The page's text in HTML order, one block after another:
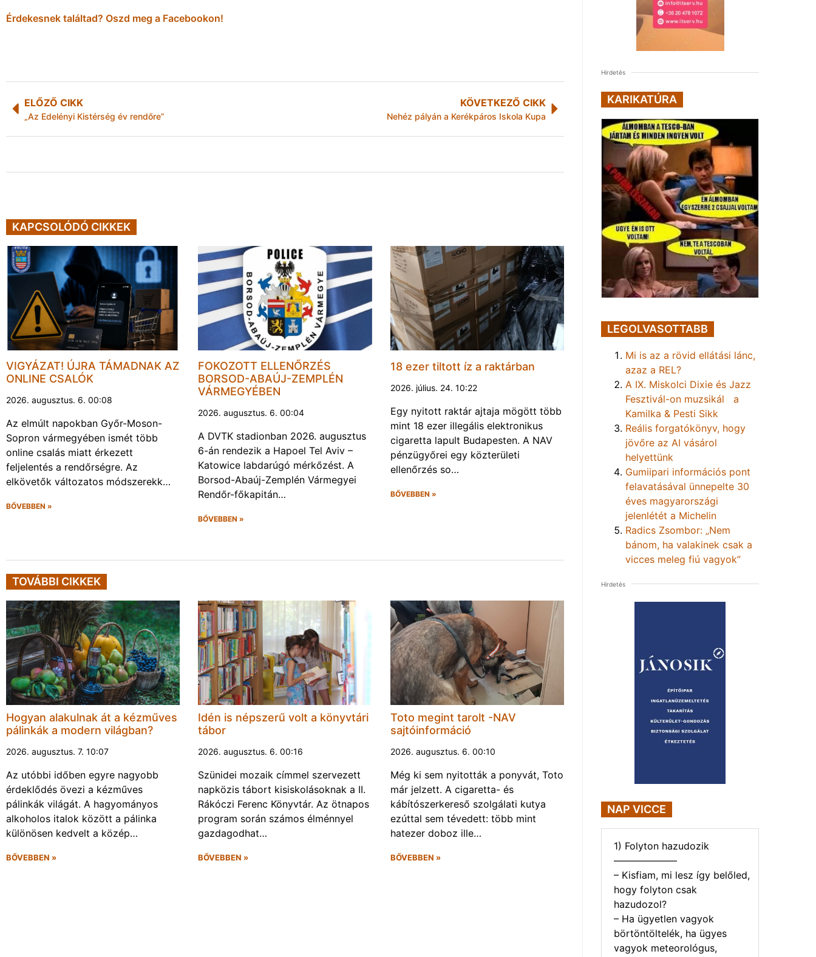
Érdekesnek találtad? Oszd meg a Facebookon!
ELŐZŐ CIKK
„Az Edelényi Kistérség év rendőre”
KÖVETKEZŐ CIKK
Nehéz pályán a Kerékpáros Iskola Kupa
KAPCSOLÓDÓ CIKKEK
VIGYÁZAT! ÚJRA TÁMADNAK AZ
ONLINE CSALÓK
2026. augusztus. 6. 00:08
Az elmúlt napokban Győr-Moson-
Sopron vármegyében ismét több
online csalás miatt érkezett
feljelentés a rendőrségre. Az
elkövetők változatos módszerekk…
BŐVEBBEN »
FOKOZOTT ELLENŐRZÉS
BORSOD-ABAÚJ-ZEMPLÉN
VÁRMEGYÉBEN
2026. augusztus. 6. 00:04
A DVTK stadionban 2026. augusztus
6-án rendezik a Hapoel Tel Aviv –
Katowice labdarúgó mérkőzést. A
Borsod-Abaúj-Zemplén Vármegyei
Rendőr-főkapitán…
BŐVEBBEN »
18 ezer tiltott íz a raktárban
2026. július. 24. 10:22
Egy nyitott raktár ajtaja mögött több
mint 18 ezer illegális elektronikus
cigaretta lapult Budapesten. A NAV
pénzügyőrei egy közterületi
ellenőrzés so…
BŐVEBBEN »
TOVÁBBI CIKKEK
Hogyan alakulnak át a kézműves
pálinkák a modern világban?
2026. augusztus. 7. 10:07
Az utóbbi időben egyre nagyobb
érdeklődés övezi a kézműves
pálinkák világát. A hagyományos
alkoholos italok között a pálinka
különösen kedvelt a közép…
BŐVEBBEN »
Idén is népszerű volt a könyvtári
tábor
2026. augusztus. 6. 00:16
Szünidei mozaik címmel szervezett
napközis tábort kisiskolásoknak a II.
Rákóczi Ferenc Könyvtár. Az ötnapos
program során számos élménnyel
gazdagodhat…
BŐVEBBEN »
Toto megint tarolt -NAV
sajtóinformáció
2026. augusztus. 6. 00:10
Még ki sem nyitották a ponyvát, Toto
már jelzett. A cigaretta- és
kábítószerkereső szolgálati kutya
ezúttal sem tévedett: több mint
hatezer doboz ille…
BŐVEBBEN »
Hirdetés
KARIKATÚRA
LEGOLVASOTTABB
Mi is az a rövid ellátási lánc,
azaz a REL?
A IX. Miskolci Dixie és Jazz
Fesztivál-on muzsikál a
Kamilka & Pesti Sikk
Reális forgatókönyv, hogy
jövőre az AI vásárol
helyettünk
Gumiipari információs pont
felavatásával ünnepelte 30
éves magyarországi
jelenlétét a Michelin
Radics Zsombor: „Nem
bánom, ha valakinek csak a
vicces meleg fiú vagyok”
Hirdetés
NAP VICCE
1) Folyton hazudozik
——————–
– Kisfiam, mi lesz így belőled,
hogy folyton csak
hazudozol?
– Ha ügyetlen vagyok
börtöntöltelék, ha ügyes
vagyok meteorológus,